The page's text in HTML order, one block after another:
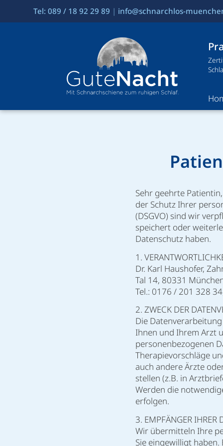
Tel: 089 / 18 92 29 89 | info@schnarchlos-
Sehr geehrte
der Schutz Ihrer
(DSGVO) sind wir
speichert oder
Datenschutz haben.
1.
Dr. Karl Haushofer,
Tal 14, 80331
Tel.: 0176 / 201 328
2. ZWECK DER
Die
Ihnen und Ihrem Arzt
personenbezogenen
Therapievorschläge
auch andere Ärzte
stellen (z.B. in
Werden die
erfolgen.
3. EMPFÄNGER IHRER
Wir übermitteln Ihre
Sie eingewilligt